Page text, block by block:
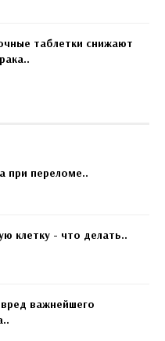
таблетки снижают
при переломе..
клетку - что делать..
важнейшего